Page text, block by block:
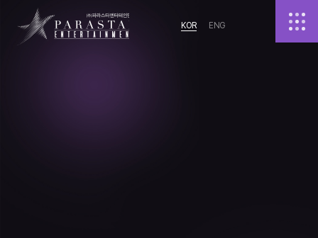
KOR ENG